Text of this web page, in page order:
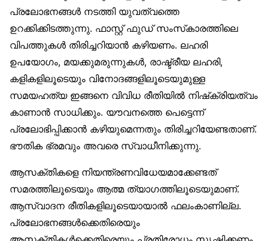
പ്രലോഭനങ്ങൾ നടത്തി യുവത്വത്തെ
ഉറക്കിക്കിടത്തുന്നു. ഫാസ്റ്റ് ഫുഡ് സംസ്‌കാരത്തിലെ
വിപത്തുകൾ തിരിച്ചറിയാൻ കഴിയണം. ലഹരി
ഉപയോഗം, മയക്കുമരുന്നുകൾ, രാഷ്ട്രീയ ലഹരി,
കളികളിലൂടെയും വിനോദങ്ങളിലൂടെയുമുള്ള
സമയഹത്യ ഇങ്ങനെ വിവിധ രീതിയിൽ നിഷ്‌ക്രിയത്വം
കാണാൻ സാധിക്കും. യൗവനത്തെ പെട്ടെന്ന്
പ്രലോഭിപ്പിക്കാൻ കഴിയുമെന്നതും തിരിച്ചറിയേണ്ടതാണ്.
ഭൗതിക ഭ്രമവും അവരെ സ്വാധീനിക്കുന്നു.
ആസക്തികളെ നിയന്ത്രണവിധേയമാക്കേണ്ടത്
സമരത്തിലൂടെയും ആത്മ ത്യാഗത്തിലൂടെയുമാണ്.
ആസ്വാദന രീതികളിലൂടെയായാൽ ഫലംകാണില്ല.
പ്രലോഭനങ്ങൾക്കെതിരെയും